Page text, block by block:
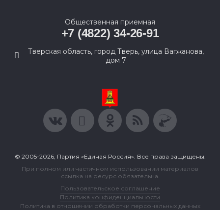
Общественная приемная
+7 (4822) 34-26-91
Тверская область, город Тверь, улица Вагжанова,
дом 7
© 2005-2026, Партия «Единая Россия». Все права защищены.
При полном или частичном использовании материалов
ссылка на ресурс обязательна.
Пользовательское соглашение
Политика конфиденциальности
Политика в отношении обработки персональных данных